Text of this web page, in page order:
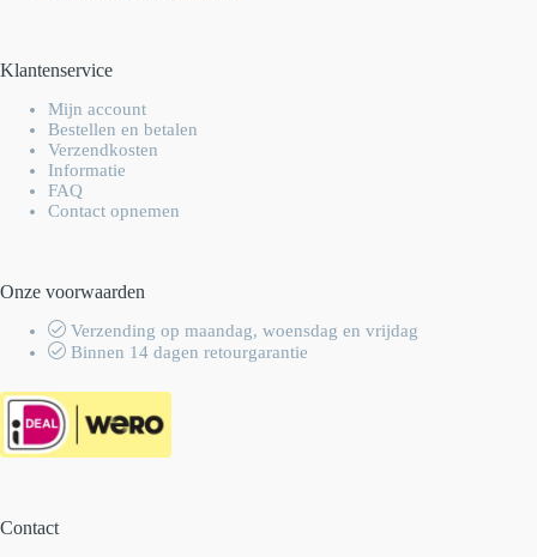
Klantenservice
Mijn account
Bestellen en betalen
Verzendkosten
Informatie
FAQ
Contact opnemen
Onze voorwaarden
Verzending op maandag, woensdag en vrijdag
Binnen 14 dagen retourgarantie
Contact